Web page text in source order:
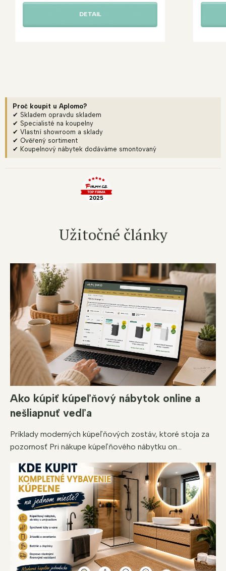
DETAIL
Proč koupit u Aplomo?
✔ Skladem opravdu skladem
✔ Specialisté na koupelny
✔ Vlastní showroom a sklady
✔ Ověřený sortiment
✔ Koupelnový nábytek dodáváme smontovaný
Užitočné články
Ako kúpiť kúpeľňový nábytok online a
nešliapnuť vedľa
Príklady moderných kúpeľňových zostáv, ktoré stoja za
pozornosť Pri nákupe kúpeľňového nábytku on...